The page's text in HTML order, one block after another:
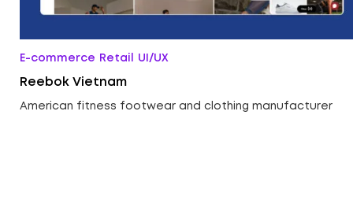
E-commerce Retail UI/UX
Reebok Vietnam
American fitness footwear and clothing manufacturer